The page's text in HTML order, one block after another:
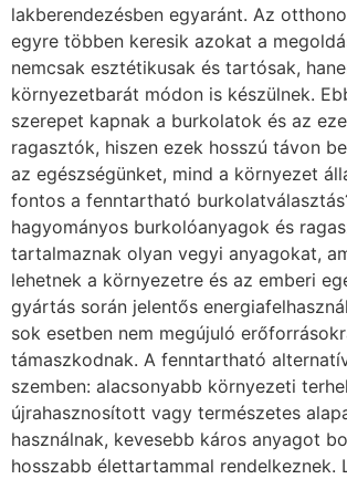
lakberendezésben egyaránt. Az
egyre többen keresik azokat a
nemcsak esztétikusak és tartósak,
környezetbarát módon is készülnek.
szerepet kapnak a burkolatok és az
ragasztók, hiszen ezek hosszú távon
az egészségünket, mind a környezet
fontos a fenntartható
hagyományos burkolóanyagok és
tartalmaznak olyan vegyi anyagokat,
lehetnek a környezetre és az emberi
gyártás során jelentős
sok esetben nem megújuló
támaszkodnak. A fenntartható
szemben: alacsonyabb környezeti
újrahasznosított vagy természetes
használnak, kevesebb káros anyagot
hosszabb élettartammal rendelkeznek.